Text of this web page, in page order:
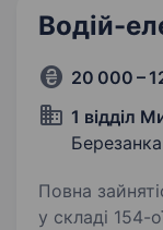
Водій-
20 000 –
1 відділ
Березанка
Повна зайнятість. Вакансія
у складі 154-